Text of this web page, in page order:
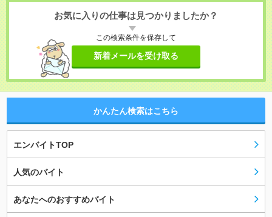
お気に入りの仕事は見つかりましたか？
この検索条件を保存して
新着メールを受け取る
かんたん検索はこちら
エンバイトTOP
人気のバイト
あなたへのおすすめバイト